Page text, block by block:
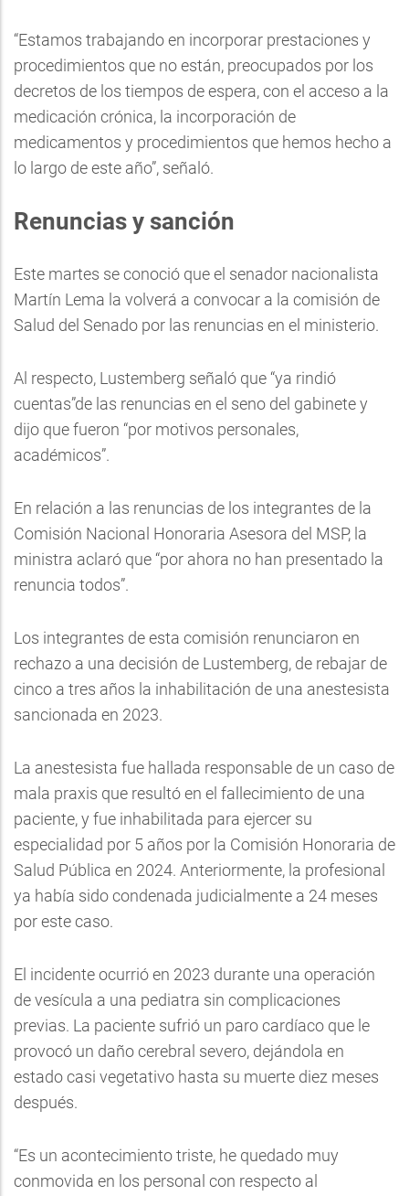
“Estamos trabajando en incorporar prestaciones y
procedimientos que no están, preocupados por los
decretos de los tiempos de espera, con el acceso a la
medicación crónica, la incorporación de
medicamentos y procedimientos que hemos hecho a
lo largo de este año”, señaló.
Renuncias y sanción
Este martes se conoció que el senador nacionalista
Martín Lema la volverá a convocar a la comisión de
Salud del Senado por las renuncias en el ministerio.
Al respecto, Lustemberg señaló que “ya rindió
cuentas”de las renuncias en el seno del gabinete y
dijo que fueron “por motivos personales,
académicos”.
En relación a las renuncias de los integrantes de la
Comisión Nacional Honoraria Asesora del MSP, la
ministra aclaró que “por ahora no han presentado la
renuncia todos”.
Los integrantes de esta comisión renunciaron en
rechazo a una decisión de Lustemberg, de rebajar de
cinco a tres años la inhabilitación de una anestesista
sancionada en 2023.
La anestesista fue hallada responsable de un caso de
mala praxis que resultó en el fallecimiento de una
paciente, y fue inhabilitada para ejercer su
especialidad por 5 años por la Comisión Honoraria de
Salud Pública en 2024. Anteriormente, la profesional
ya había sido condenada judicialmente a 24 meses
por este caso.
El incidente ocurrió en 2023 durante una operación
de vesícula a una pediatra sin complicaciones
previas. La paciente sufrió un paro cardíaco que le
provocó un daño cerebral severo, dejándola en
estado casi vegetativo hasta su muerte diez meses
después.
“Es un acontecimiento triste, he quedado muy
conmovida en los personal con respecto al